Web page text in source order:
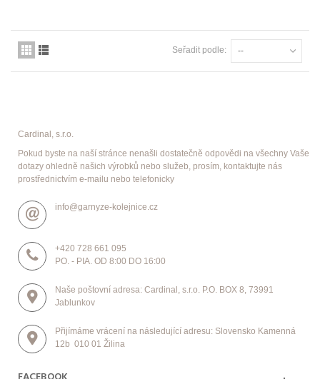
Seřadit podle: --
Cardinal, s.r.o.
Pokud byste na naší stránce nenašli dostatečně odpovědi na všechny Vaše
dotazy ohledně našich výrobků nebo služeb, prosím, kontaktujte nás
prostřednictvím e-mailu nebo telefonicky
info@garnyze-kolejnice.cz
+420 728 661 095
PO. - PIA. OD 8:00 DO 16:00
Naše poštovní adresa: Cardinal, s.r.o. P.O. BOX 8, 73991
Jablunkov
Přijímáme vrácení na následující adresu: Slovensko Kamenná
12b 010 01 Žilina